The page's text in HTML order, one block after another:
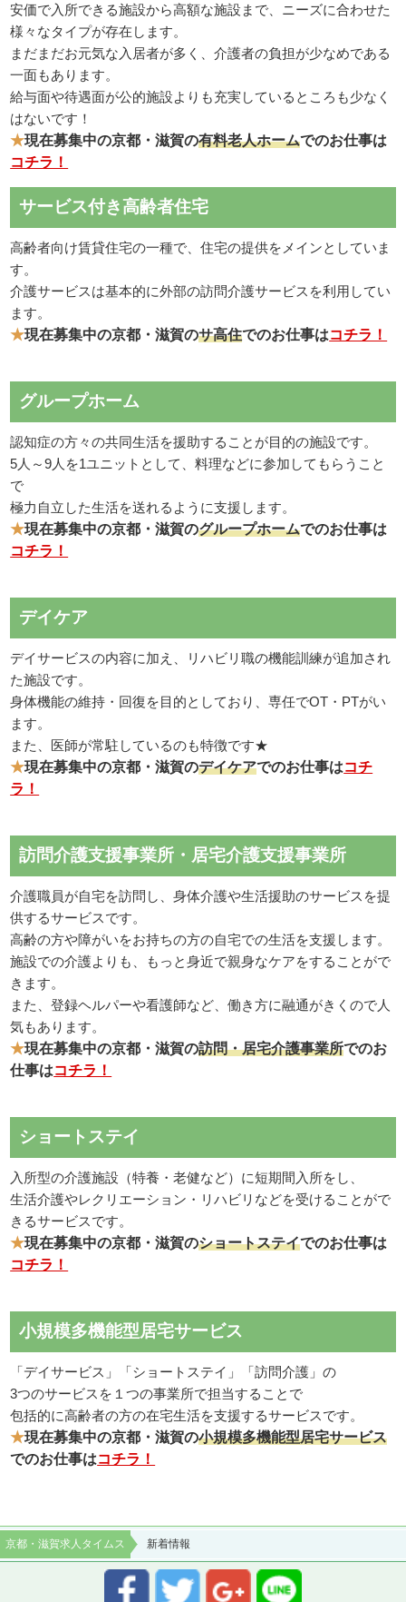
安価で入所できる施設から高額な施設まで、ニーズに合わせた
様々なタイプが存在します。
まだまだお元気な入居者が多く、介護者の負担が少なめである
一面もあります。
給与面や待遇面が公的施設よりも充実しているところも少なく
はないです！
★現在募集中の京都・滋賀の有料老人ホームでのお仕事は
コチラ！
サービス付き高齢者住宅
高齢者向け賃貸住宅の一種で、住宅の提供をメインとしていま
す。
介護サービスは基本的に外部の訪問介護サービスを利用してい
ます。
★現在募集中の京都・滋賀のサ高住でのお仕事はコチラ！
グループホーム
認知症の方々の共同生活を援助することが目的の施設です。
5人～9人を1ユニットとして、料理などに参加してもらうこと
で
極力自立した生活を送れるように支援します。
★現在募集中の京都・滋賀のグループホームでのお仕事は
コチラ！
デイケア
デイサービスの内容に加え、リハビリ職の機能訓練が追加され
た施設です。
身体機能の維持・回復を目的としており、専任でOT・PTがい
ます。
また、医師が常駐しているのも特徴です★
★現在募集中の京都・滋賀のデイケアでのお仕事はコチ
ラ！
訪問介護支援事業所・居宅介護支援事業所
介護職員が自宅を訪問し、身体介護や生活援助のサービスを提
供するサービスです。
高齢の方や障がいをお持ちの方の自宅での生活を支援します。
施設での介護よりも、もっと身近で親身なケアをすることがで
きます。
また、登録ヘルパーや看護師など、働き方に融通がきくので人
気もあります。
★現在募集中の京都・滋賀の訪問・居宅介護事業所でのお
仕事はコチラ！
ショートステイ
入所型の介護施設（特養・老健など）に短期間入所をし、
生活介護やレクリエーション・リハビリなどを受けることがで
きるサービスです。
★現在募集中の京都・滋賀のショートステイでのお仕事は
コチラ！
小規模多機能型居宅サービス
「デイサービス」「ショートステイ」「訪問介護」の
3つのサービスを１つの事業所で担当することで
包括的に高齢者の方の在宅生活を支援するサービスです。
★現在募集中の京都・滋賀の小規模多機能型居宅サービス
でのお仕事はコチラ！
京都・滋賀求人タイムス 新着情報